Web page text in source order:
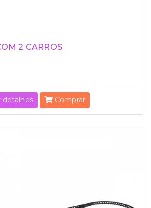
2 CARROS
detalhes Comprar